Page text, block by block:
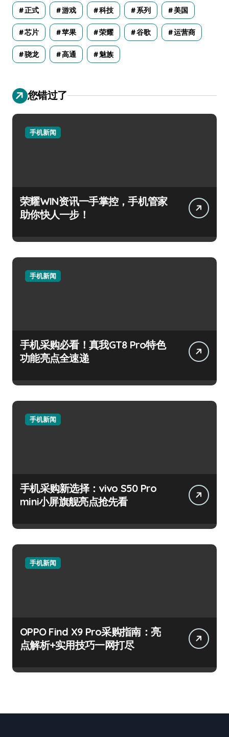
正式 游戏 科技 系列 美国
芯片 苹果 荣耀 谷歌 运营商
骁龙 高通 魅族
您错过了
手机新闻
荣耀WIN资讯一手掌控，手机管家
助你快人一步！
手机新闻
手机采购必看！真我GT8 Pro特色
功能亮点全速递
手机新闻
手机采购新选择：vivo S50 Pro
mini小屏旗舰亮点抢先看
手机新闻
OPPO Find X9 Pro采购指南：亮
点解析+实用技巧一网打尽